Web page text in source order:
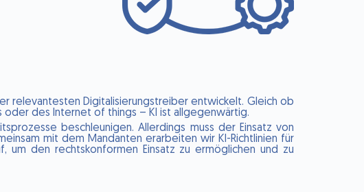
relevantesten Digitalisierungstreiber entwickelt. Gleich ob
oder des Internet of things – KI ist allgegenwärtig.
beschleunigen. Allerdings muss der Einsatz von
mit dem Mandanten erarbeiten wir KI-Richtlinien für
um den rechtskonformen Einsatz zu ermöglichen und zu